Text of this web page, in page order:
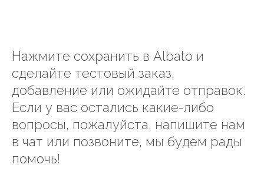
Нажмите сохранить в Albato и
сделайте тестовый заказ,
добавление или ожидайте отправок.
Если у вас остались какие-либо
вопросы, пожалуйста, напишите нам
в чат или позвоните, мы будем рады
помочь!